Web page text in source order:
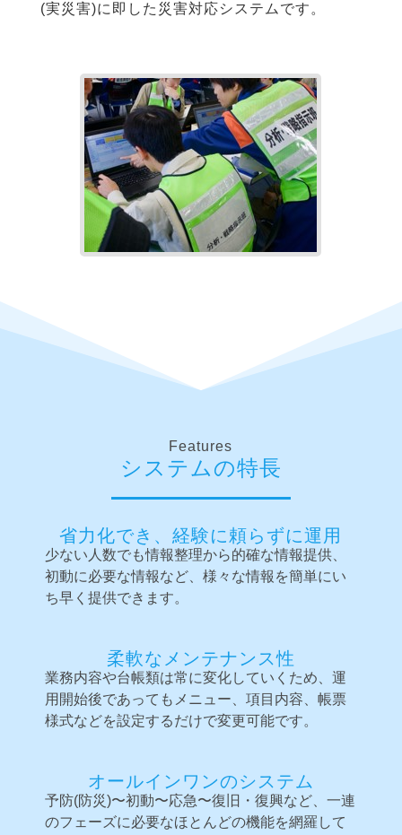
(実災害)に即した災害対応システムです。
Features
システムの特長
省力化でき、経験に頼らずに運用
少ない人数でも情報整理から的確な情報提供、
初動に必要な情報など、様々な情報を簡単にい
ち早く提供できます。
柔軟なメンテナンス性
業務内容や台帳類は常に変化していくため、運
用開始後であってもメニュー、項目内容、帳票
様式などを設定するだけで変更可能です。
オールインワンのシステム
予防(防災)〜初動〜応急〜復旧・復興など、一連
のフェーズに必要なほとんどの機能を網羅して